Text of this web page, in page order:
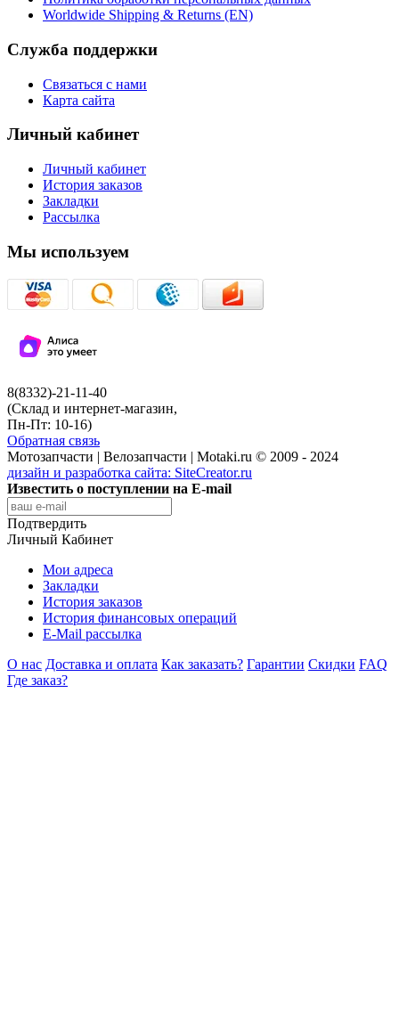
Worldwide Shipping & Returns (EN)
Служба поддержки
Связаться с нами
Карта сайта
Личный кабинет
Личный кабинет
История заказов
Закладки
Рассылка
Мы используем
8(8332)-21-11-40
(Склад и интернет-магазин,
Пн-Пт: 10-16)
Обратная связь
Мотозапчасти | Велозапчасти | Motaki.ru © 2009 - 2024
дизайн и разработка сайта: SiteCreator.ru
Известить о поступлении на E-mail
Подтвердить
Личный Кабинет
Мои адреса
Закладки
История заказов
История финансовых операций
E-Mail рассылка
О нас Доставка и оплата Как заказать? Гарантии Скидки FAQ
Где заказ?